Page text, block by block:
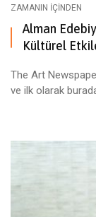
ZAMANIN İÇINDEN
Alman
Kültürel
The Art
ve ilk olarak